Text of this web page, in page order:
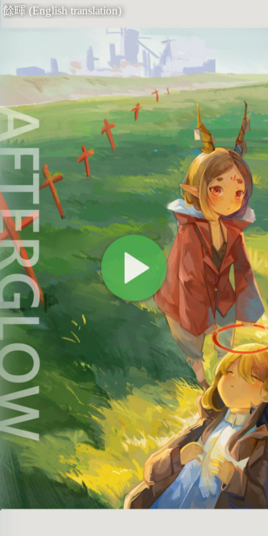
餘暉 (English translation)